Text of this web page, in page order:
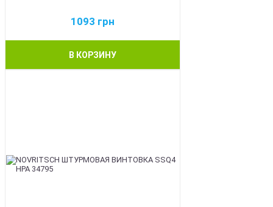
1093 грн
В КОРЗИНУ